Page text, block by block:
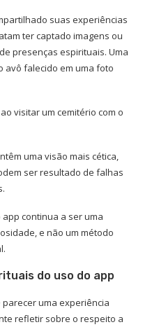
suas experiências
ter captado imagens ou
presenças espirituais. Uma
avô falecido em uma foto
visitar um cemitério com o
uma visão mais cética,
ser resultado de falhas
continua a ser uma
e não um método
do uso do app
uma experiência
refletir sobre o respeito a